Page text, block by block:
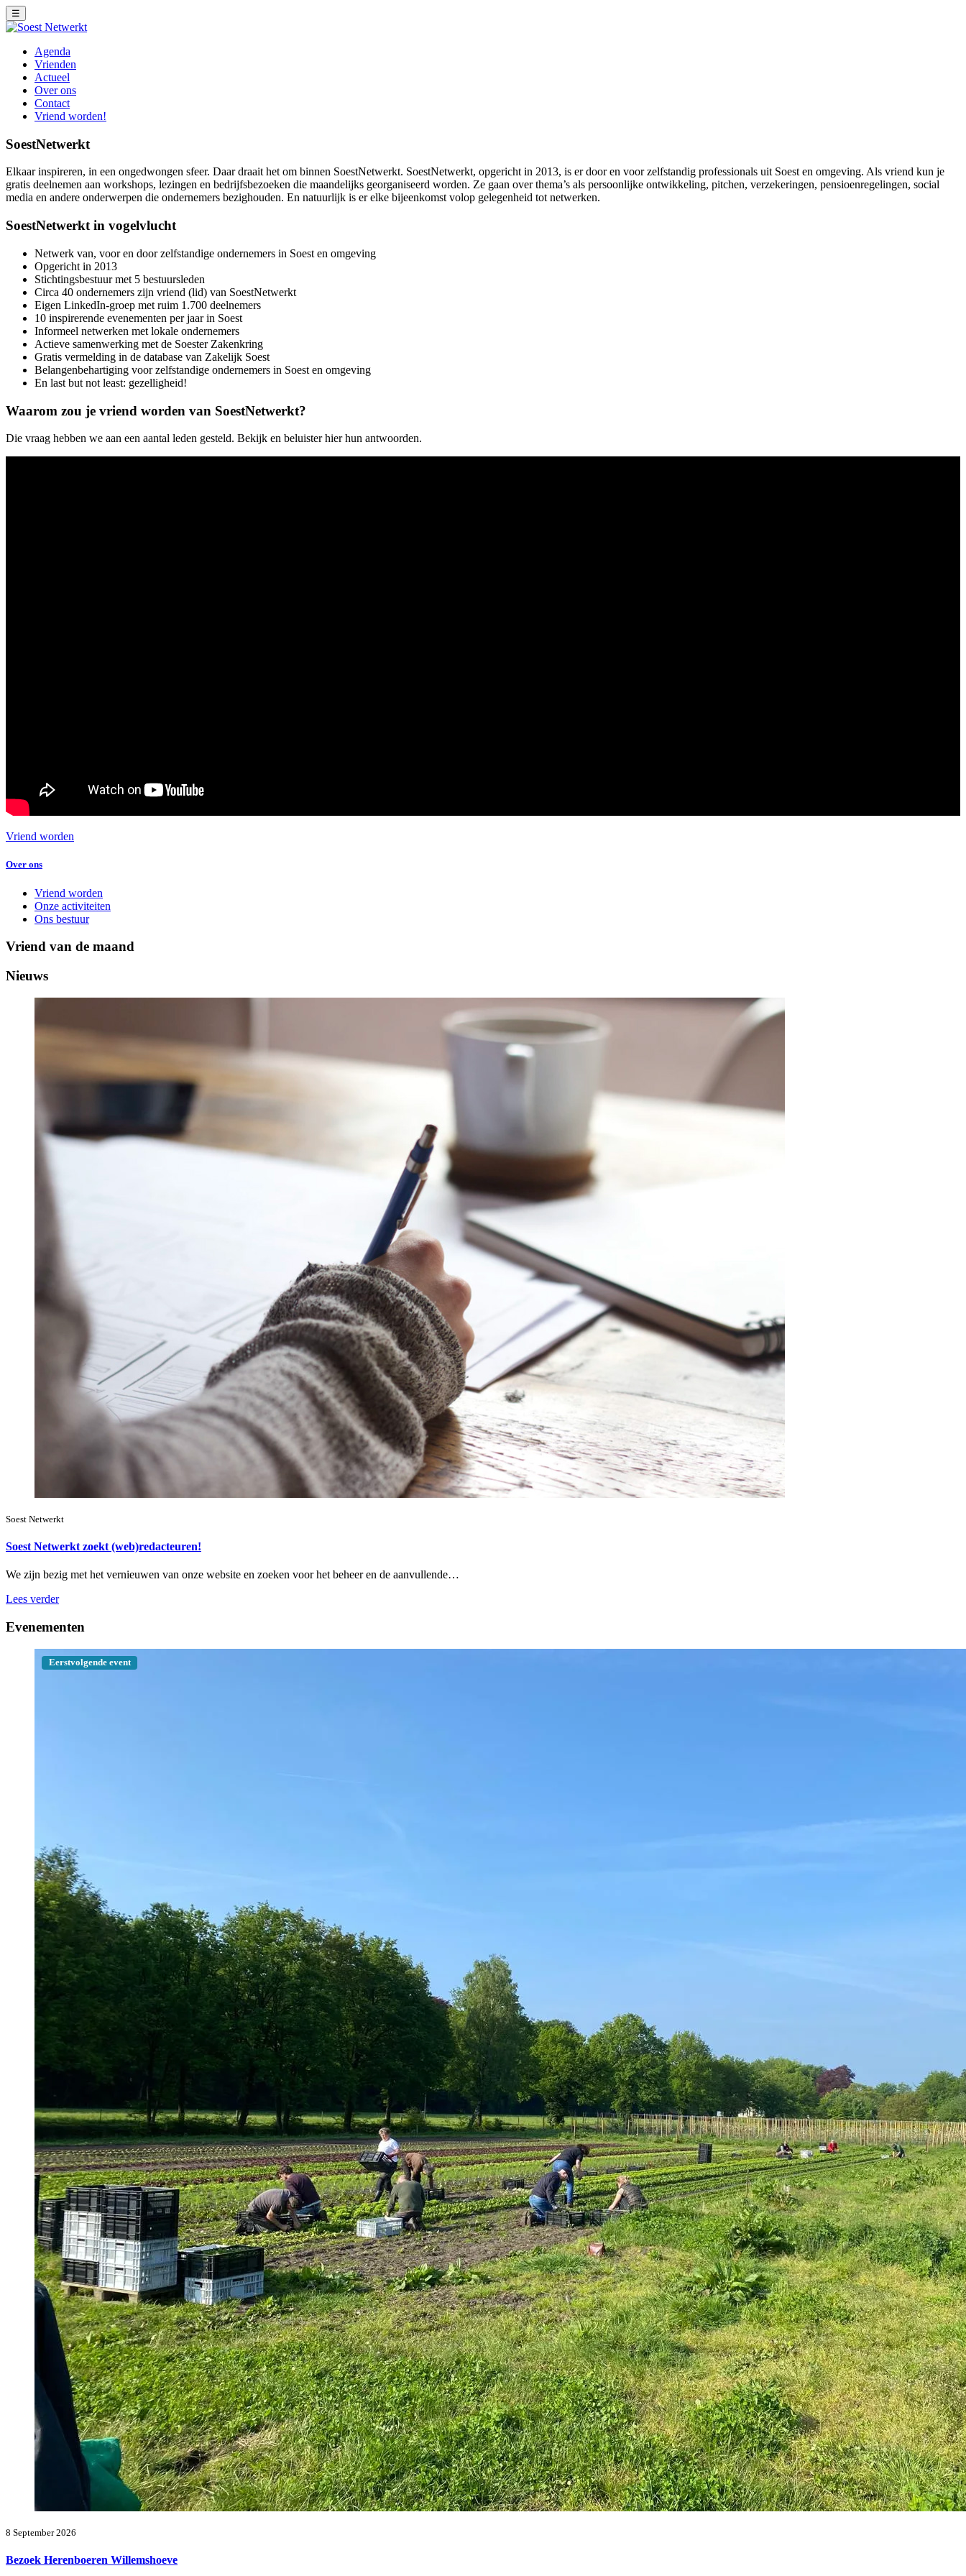
☰
Agenda
Vrienden
Actueel
Over ons
Contact
Vriend worden!
SoestNetwerkt
Elkaar inspireren, in een ongedwongen sfeer. Daar draait het om binnen SoestNetwerkt. SoestNetwerkt, opgericht in 2013, is er door en voor zelfstandig professionals uit Soest en omgeving. Als vriend kun je
gratis deelnemen aan workshops, lezingen en bedrijfsbezoeken die maandelijks georganiseerd worden. Ze gaan over thema’s als persoonlijke ontwikkeling, pitchen, verzekeringen, pensioenregelingen, social
media en andere onderwerpen die ondernemers bezighouden. En natuurlijk is er elke bijeenkomst volop gelegenheid tot netwerken.
SoestNetwerkt in vogelvlucht
Netwerk van, voor en door zelfstandige ondernemers in Soest en omgeving
Opgericht in 2013
Stichtingsbestuur met 5 bestuursleden
Circa 40 ondernemers zijn vriend (lid) van SoestNetwerkt
Eigen LinkedIn-groep met ruim 1.700 deelnemers
10 inspirerende evenementen per jaar in Soest
Informeel netwerken met lokale ondernemers
Actieve samenwerking met de Soester Zakenkring
Gratis vermelding in de database van Zakelijk Soest
Belangenbehartiging voor zelfstandige ondernemers in Soest en omgeving
En last but not least: gezelligheid!
Waarom zou je vriend worden van SoestNetwerkt?
Die vraag hebben we aan een aantal leden gesteld. Bekijk en beluister hier hun antwoorden.
Vriend worden
Over ons
Vriend worden
Onze activiteiten
Ons bestuur
Vriend van de maand
Nieuws
Soest Netwerkt
Soest Netwerkt zoekt (web)redacteuren!
We zijn bezig met het vernieuwen van onze website en zoeken voor het beheer en de aanvullende…
Lees verder
Evenementen
Eerstvolgende event
8 September 2026
Bezoek Herenboeren Willemshoeve